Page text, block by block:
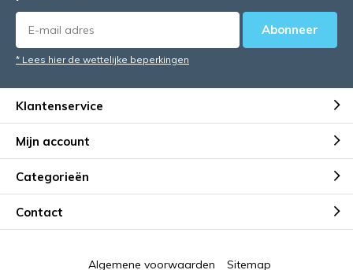
Abonneer
* Lees hier de wettelijke beperkingen
Klantenservice
Mijn account
Categorieën
Contact
Algemene voorwaarden Sitemap